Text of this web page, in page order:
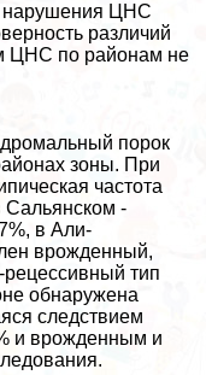
нарушения ЦНС
различий
ЦНС по районам не
порок
зоны. При
частота
Сальянском -
в Али-
врожденный,
тип
обнаружена
следствием
и врожденным и